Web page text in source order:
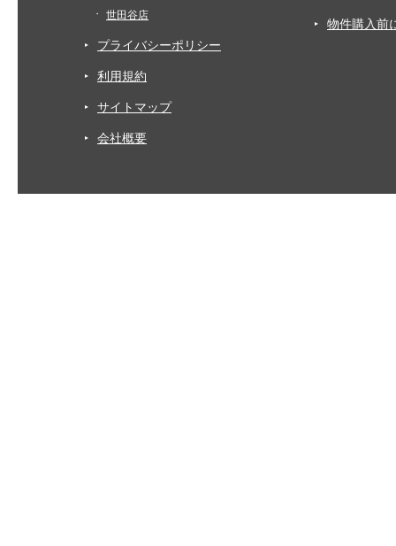
世田谷店
プライバシーポリシー
利用規約
サイトマップ
会社概要
物件購入前